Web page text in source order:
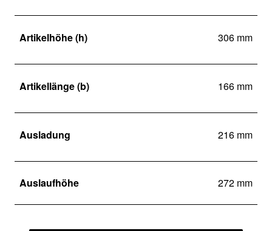
Artikelhöhe (h) 306 mm
Artikellänge (b) 166 mm
Ausladung 216 mm
Auslaufhöhe 272 mm